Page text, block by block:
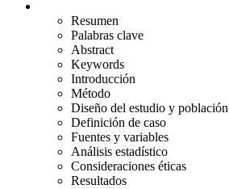
Resumen
Palabras clave
Abstract
Keywords
Introducción
Método
Diseño del estudio y población
Definición de caso
Fuentes y variables
Análisis estadístico
Consideraciones éticas
Resultados